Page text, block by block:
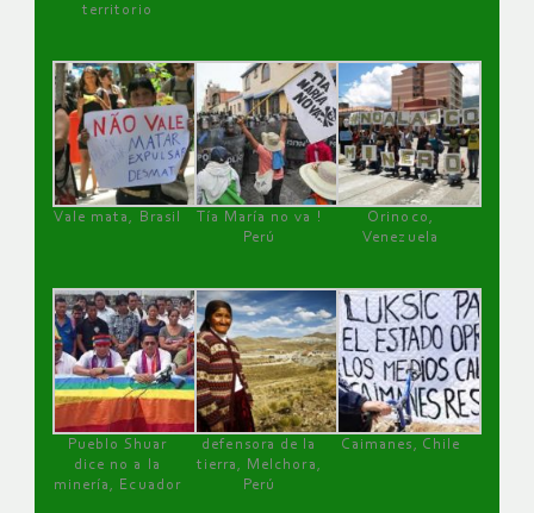
territorio
Vale mata, Brasil
Tía María no va !
Perú
Orinoco,
Venezuela
Pueblo Shuar
dice no a la
minería, Ecuador
defensora de la
tierra, Melchora,
Perú
Caimanes, Chile